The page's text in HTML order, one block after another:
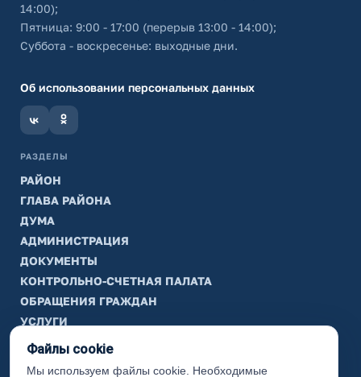
14:00);
Пятница: 9:00 - 17:00 (перерыв 13:00 - 14:00);
Суббота - воскресенье: выходные дни.
Об использовании персональных данных
РАЗДЕЛЫ
РАЙОН
ГЛАВА РАЙОНА
ДУМА
АДМИНИСТРАЦИЯ
ДОКУМЕНТЫ
КОНТРОЛЬНО-СЧЕТНАЯ ПАЛАТА
ОБРАЩЕНИЯ ГРАЖДАН
УСЛУГИ
ТИК
ИНФОРМАЦИЯ
Файлы cookie
Мы используем файлы cookie. Необходимые